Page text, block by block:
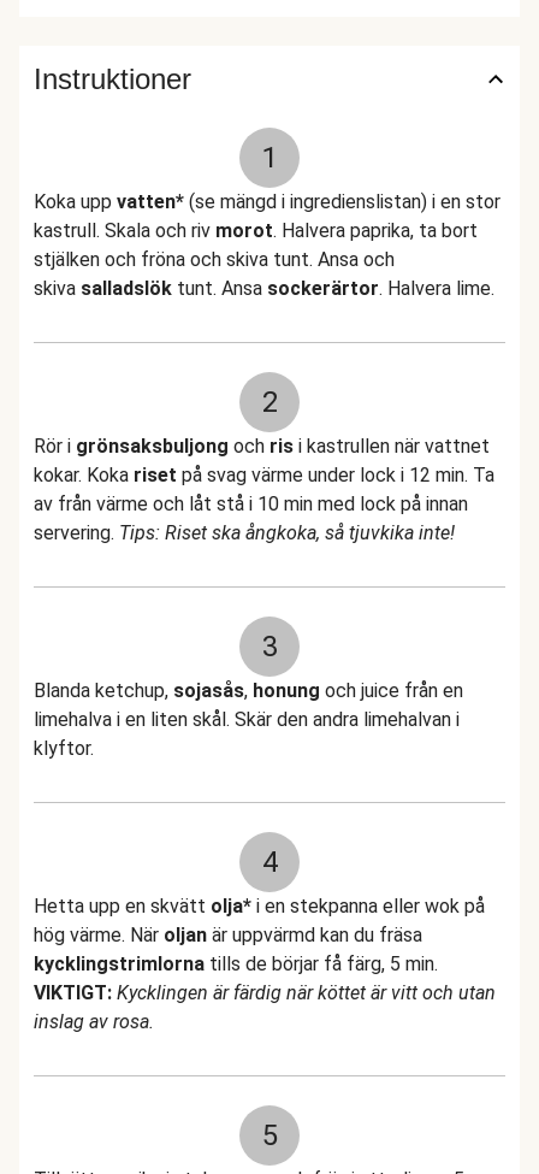
Instruktioner
1
Koka upp vatten* (se mängd i ingredienslistan) i en stor
kastrull. Skala och riv morot. Halvera paprika, ta bort
stjälken och fröna och skiva tunt. Ansa och
skiva salladslök tunt. Ansa sockerärtor. Halvera lime.
2
Rör i grönsaksbuljong och ris i kastrullen när vattnet
kokar. Koka riset på svag värme under lock i 12 min. Ta
av från värme och låt stå i 10 min med lock på innan
servering. Tips: Riset ska ångkoka, så tjuvkika inte!
3
Blanda ketchup, sojasås, honung och juice från en
limehalva i en liten skål. Skär den andra limehalvan i
klyftor.
4
Hetta upp en skvätt olja* i en stekpanna eller wok på
hög värme. När oljan är uppvärmd kan du fräsa
kycklingstrimlorna tills de börjar få färg, 5 min.
VIKTIGT: Kycklingen är färdig när köttet är vitt och utan
inslag av rosa.
5